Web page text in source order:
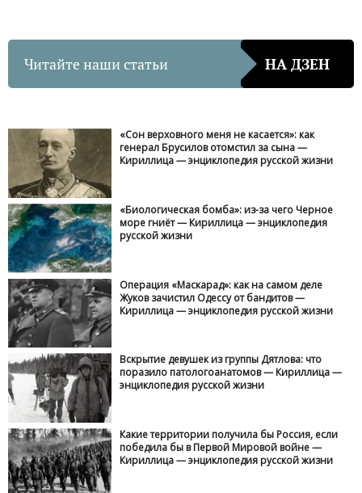
Читайте наши статьи НА ДЗЕН
«Сон верховного меня не касается»: как
генерал Брусилов отомстил за сына —
Кириллица — энциклопедия русской жизни
«Биологическая бомба»: из-за чего Черное
море гниёт — Кириллица — энциклопедия
русской жизни
Операция «Маскарад»: как на самом деле
Жуков зачистил Одессу от бандитов —
Кириллица — энциклопедия русской жизни
Вскрытие девушек из группы Дятлова: что
поразило патологоанатомов — Кириллица —
энциклопедия русской жизни
Какие территории получила бы Россия, если
победила бы в Первой Мировой войне —
Кириллица — энциклопедия русской жизни